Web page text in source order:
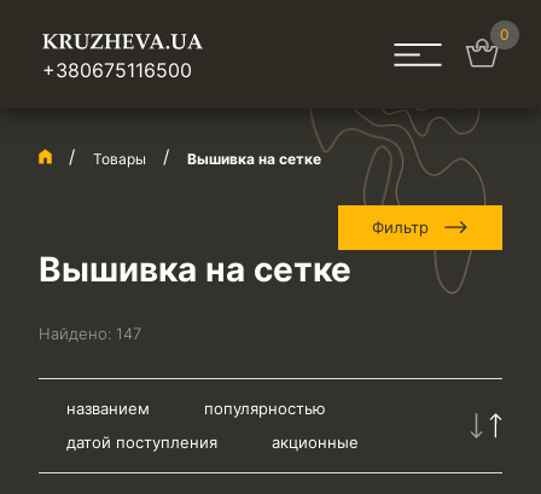
+380675116500
0
Товары Вышивка на сетке
Фильтр
Вышивка на сетке
Найдено: 147
названием
популярностью
датой поступления
акционные